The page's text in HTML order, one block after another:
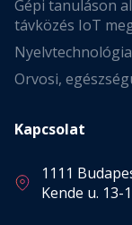
Gépi tanuláson
távközés IoT
Orvosi,
Kapcsolat
1111
Kende u. 13-